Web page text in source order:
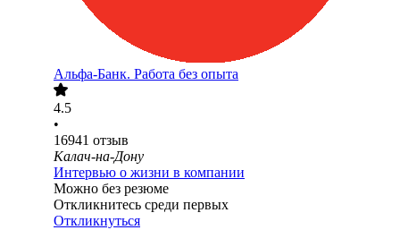
Альфа-Банк. Работа без опыта
4.5
•
16941 отзыв
Калач-на-Дону
Интервью о жизни в компании
Можно без резюме
Откликнитесь среди первых
Откликнуться